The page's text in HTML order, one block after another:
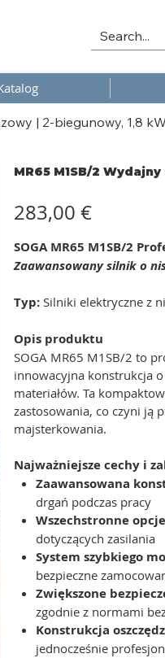
| 2-biegunowy, 1,8
MR65 M1SB/2
283,00 €
SOGA MR65 M1SB/2
Zaawansowany silnik o
Typ: Silniki elektryczne z
Opis produktu
SOGA MR65 M1SB/2 to
innowacyjna konstrukcja
materiałów. Ta
zastosowania, co czyni ją
majsterkowania.
Najważniejsze cechy i
Zaawansowana
drgań podczas pracy
Wszechstronne
dotyczących zasilania
System szybkiego
bezpieczne
Zwiększone
zgodnie z normami
Konstrukcja
jednocześnie